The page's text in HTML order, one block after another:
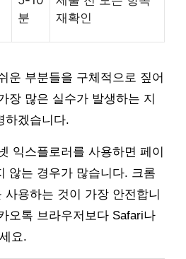
분
재확인
운 부분들을 구체적으로 짚어
장 많은 실수가 발생하는 지
하겠습니다.
익스플로러를 사용하면 페이
않는 경우가 많습니다. 크롬
용하는 것이 가장 안전합니
오톡 브라우저보다 Safari나
요.